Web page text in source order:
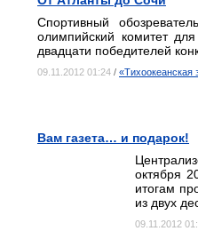
Спортивный
олимпийский комитет
двадцати победителей
09.11.2012 01:24 / «Тихоокеанская
Вам газета… и подарок!
октября
итогам
из двух
09.11.2012